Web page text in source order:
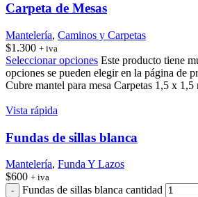
Carpeta de Mesas
Mantelería, Caminos y Carpetas
$1.300 + iva
Seleccionar opciones Este producto tiene
opciones se pueden elegir en la página de
Cubre mantel para mesa Carpetas 1,5 x 1,5
Vista rápida
Fundas de sillas blanca
Mantelería, Funda Y Lazos
$600 + iva
Fundas de sillas blanca cantidad